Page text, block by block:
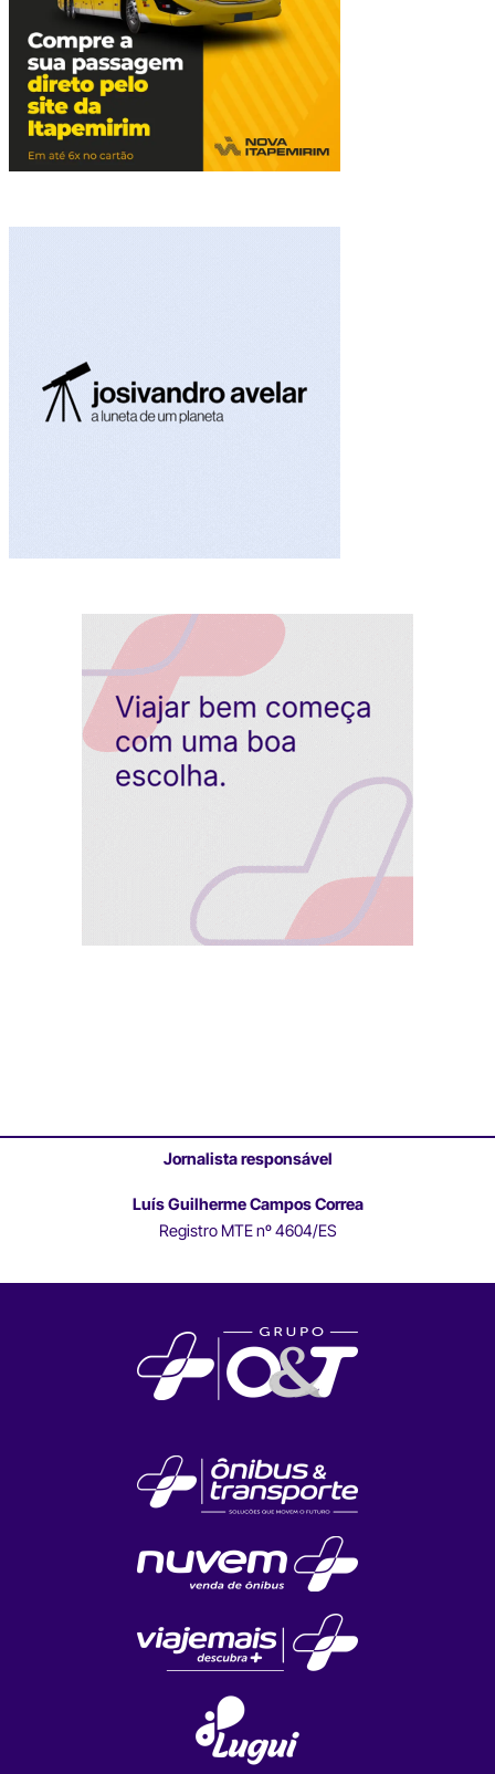
Jornalista responsável
Luís Guilherme Campos Correa
Registro MTE nº 4604/ES